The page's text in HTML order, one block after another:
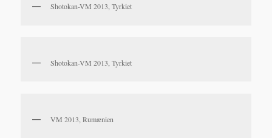
Shotokan-VM 2013, Tyrkiet
Shotokan-VM 2013, Tyrkiet
VM 2013, Rumænien